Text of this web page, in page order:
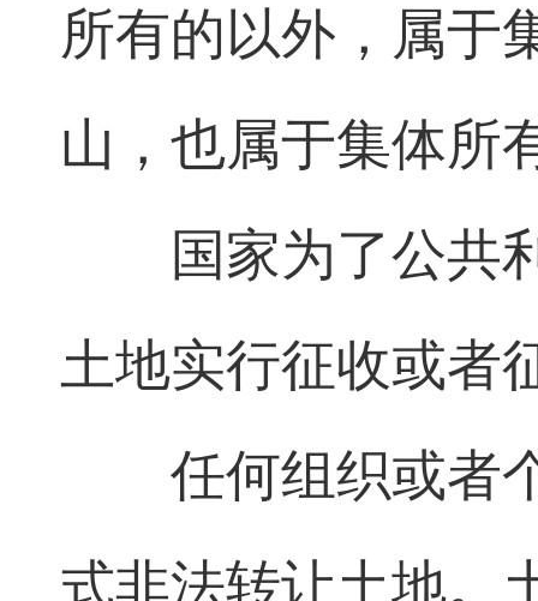
所有的以外，属于
山，也属于集体所
国家为了公共
土地实行征收或者
任何组织或者
式非法转让土地。